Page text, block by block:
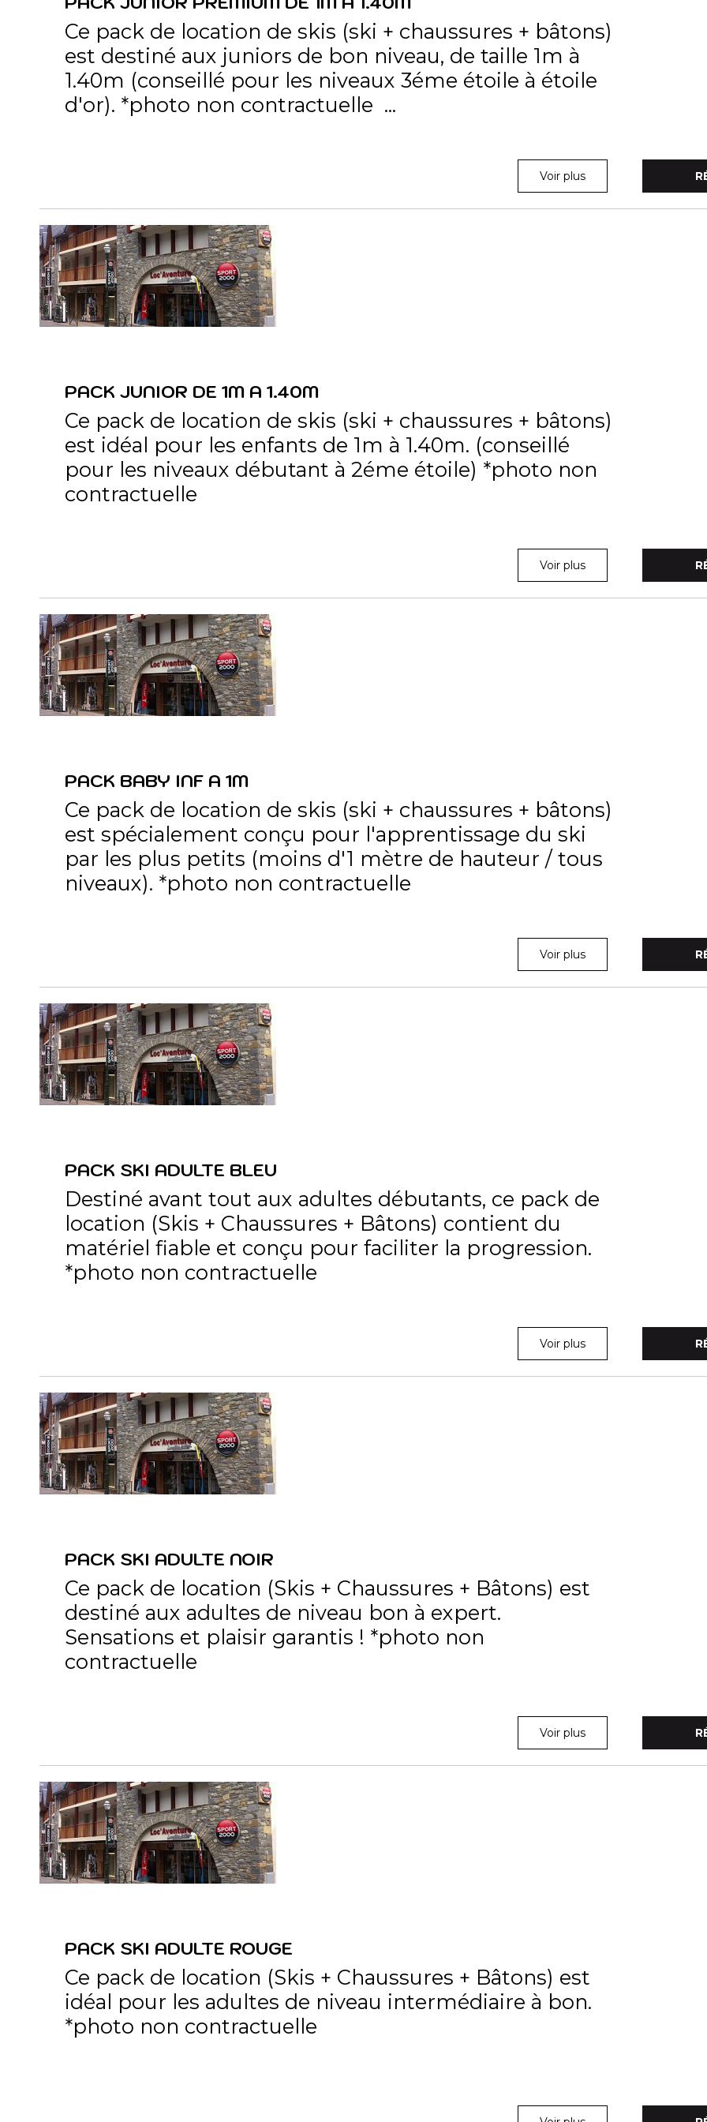
Ce pack de location de skis (ski + chaussures + bâtons)
est destiné aux juniors de bon niveau, de taille 1m à
1.40m (conseillé pour les niveaux 3éme étoile à étoile
d'or). *photo non contractuelle ...
Voir plus
PACK JUNIOR DE 1M A 1.40M
Ce pack de location de skis (ski + chaussures + bâtons)
est idéal pour les enfants de 1m à 1.40m. (conseillé
pour les niveaux débutant à 2éme étoile) *photo non
contractuelle
Voir plus
PACK BABY INF A 1M
Ce pack de location de skis (ski + chaussures + bâtons)
est spécialement conçu pour l'apprentissage du ski
par les plus petits (moins d'1 mètre de hauteur / tous
niveaux). *photo non contractuelle
Voir plus
PACK SKI ADULTE BLEU
Destiné avant tout aux adultes débutants, ce pack de
location (Skis + Chaussures + Bâtons) contient du
matériel fiable et conçu pour faciliter la progression.
*photo non contractuelle
Voir plus
PACK SKI ADULTE NOIR
Ce pack de location (Skis + Chaussures + Bâtons) est
destiné aux adultes de niveau bon à expert.
Sensations et plaisir garantis ! *photo non
contractuelle
Voir plus
PACK SKI ADULTE ROUGE
Ce pack de location (Skis + Chaussures + Bâtons) est
idéal pour les adultes de niveau intermédiaire à bon.
*photo non contractuelle